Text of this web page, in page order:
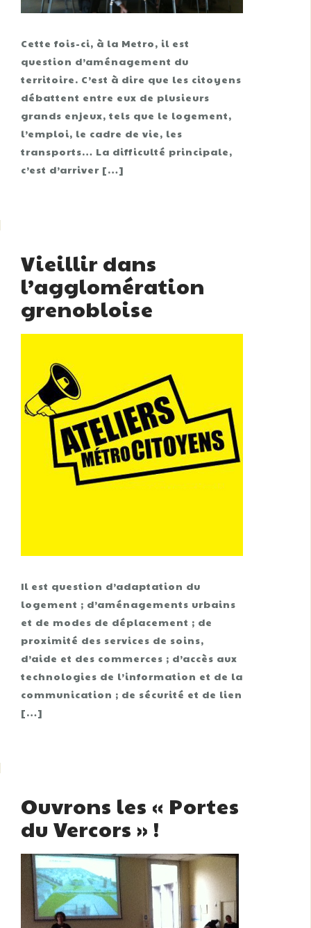
Cette fois-ci, à la Metro, il est
question d’aménagement du
territoire. C’est à dire que les citoyens
débattent entre eux de plusieurs
grands enjeux, tels que le logement,
l’emploi, le cadre de vie, les
transports… La difficulté principale,
c’est d’arriver […]
Vieillir dans
l’agglomération
grenobloise
Il est question d’adaptation du
logement ; d’aménagements urbains
et de modes de déplacement ; de
proximité des services de soins,
d’aide et des commerces ; d’accès aux
technologies de l’information et de la
communication ; de sécurité et de lien
[…]
Ouvrons les « Portes
du Vercors » !